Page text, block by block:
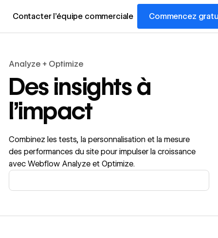
Contacter l’équipe commerciale Commencez
Analyze + Optimize
Des insights à
l’impact
Combinez les tests, la personnalisation et la mesure
des performances du site pour impulser la croissance
avec Webflow Analyze et Optimize.